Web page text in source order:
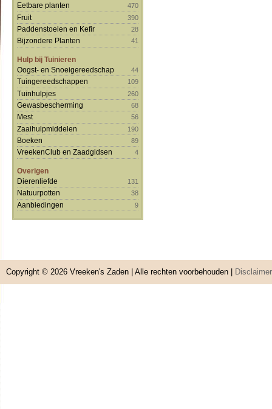
Eetbare planten
470
Fruit 390
Paddenstoelen en Kefir 28
Bijzondere Planten 41
Hulp bij Tuinieren
Oogst- en Snoeigereedschap
44
Tuingereedschappen 109
Tuinhulpjes 260
Gewasbescherming 68
Mest 56
Zaaihulpmiddelen 190
Boeken 89
VreekenClub en Zaadgidsen 4
Overigen
Dierenliefde
131
Natuurpotten 38
Aanbiedingen 9
Copyright © 2026 Vreeken's Zaden | Alle rechten voorbehouden | Disclaimer